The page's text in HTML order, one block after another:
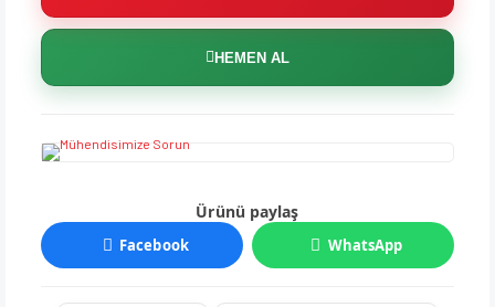
HEMEN AL
Ürünü paylaş
Facebook WhatsApp